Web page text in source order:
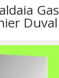
Gas
Duval